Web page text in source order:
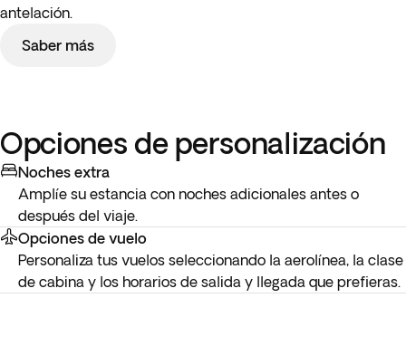
antelación.
Saber más
Opciones de personalización
Noches extra
Amplíe su estancia con noches adicionales antes o
después del viaje.
Opciones de vuelo
Personaliza tus vuelos seleccionando la aerolínea, la clase
de cabina y los horarios de salida y llegada que prefieras.